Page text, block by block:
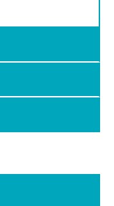
(clima-solo-
Guaíba
D.A.;